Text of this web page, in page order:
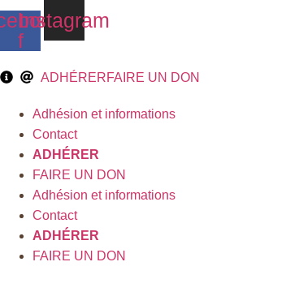
Aller
au
contenu
f
Instagram
ADHÉRERFAIRE UN DON
Adhésion et informations
Contact
ADHÉRER
FAIRE UN DON
Adhésion et informations
Contact
ADHÉRER
FAIRE UN DON